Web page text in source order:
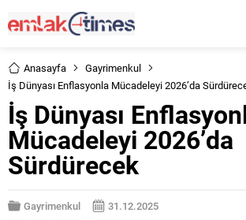
Anasayfa
Gayrimenkul
İş Dünyası Enflasyonla Mücadeleyi 2026’da
İş Dünyası
Mücadeleyi 2026’da
Sürdürecek
Gayrimenkul
31.12.2025